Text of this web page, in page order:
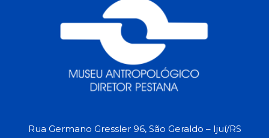
Rua Germano Gressler 96, São Geraldo – Ijuí/RS